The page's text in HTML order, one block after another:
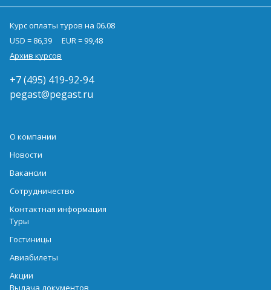
Курс оплаты туров на 06.08
USD = 86,39
EUR = 99,48
Архив курсов
+7 (495) 419-92-94
pegast@pegast.ru
О компании
Новости
Вакансии
Сотрудничество
Контактная информация
Туры
Гостиницы
Авиабилеты
Акции
Выдача документов